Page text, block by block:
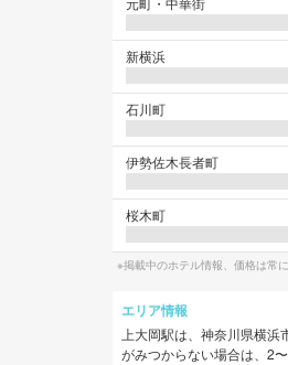
新横浜
石川町
伊勢佐木長者町
桜木町
※掲載中のホテル情報、価格は常
エリア情報
上大岡駅は、 神奈川県横浜
がみつからない場合は、2